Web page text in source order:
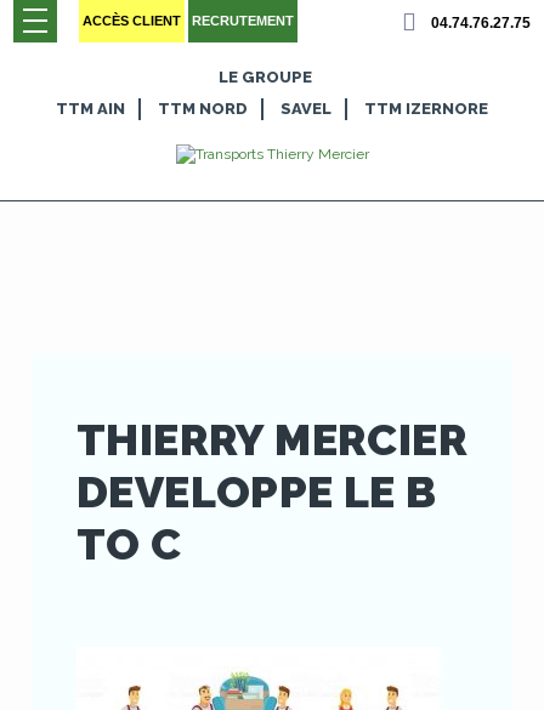
RECRUTEMENT
ACCÈS CLIENT
LE GROUPE
TTM AIN
TTM NORD SAVEL TTM IZERNORE
04.74.76.27.75
THIERRY MERCIER
DEVELOPPE LE B
TO C
Panneau de gestion des cookies